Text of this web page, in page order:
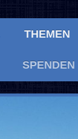
THEMEN
SPENDEN